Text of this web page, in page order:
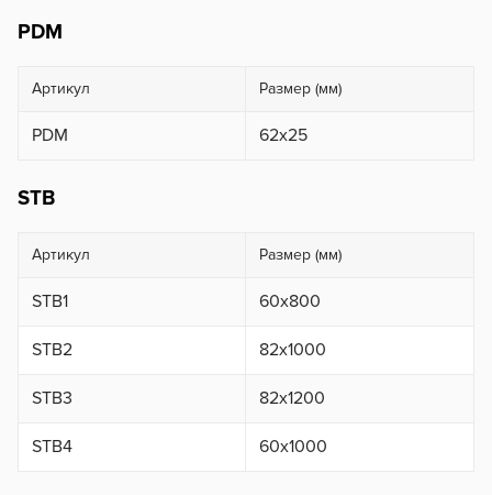
PDM
Артикул Размер (мм)
PDM 62x25
STB
Артикул Размер (мм)
STB1 60х800
STB2 82х1000
STB3 82х1200
STB4 60х1000